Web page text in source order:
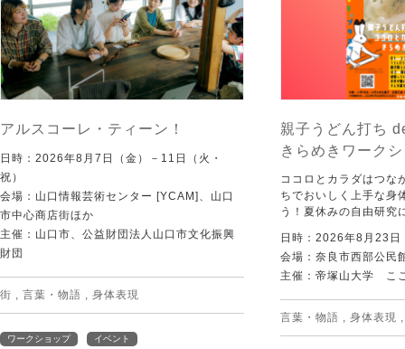
アルスコーレ・ティーン！
日時：2026年8月7日（金）－11日（火・
祝）
会場：山口情報芸術センター [YCAM]、山口
市中心商店街ほか
主催：山口市、公益財団法人山口市文化振興
財団
街 言葉・物語 身体表現
ワークショップ イベント
親子うどん打ち
きらめきワーク
ココロとカラダはつな
ちでおいしく上手な身
う！夏休みの自由研究
日時：2026年8月23日
会場：奈良市西部公民
主催：帝塚山大学 こ
言葉・物語 身体表現